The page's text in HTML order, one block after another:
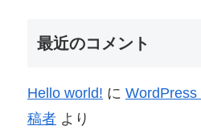
最近のコメント
Hello world! に WordPress
稿者 より